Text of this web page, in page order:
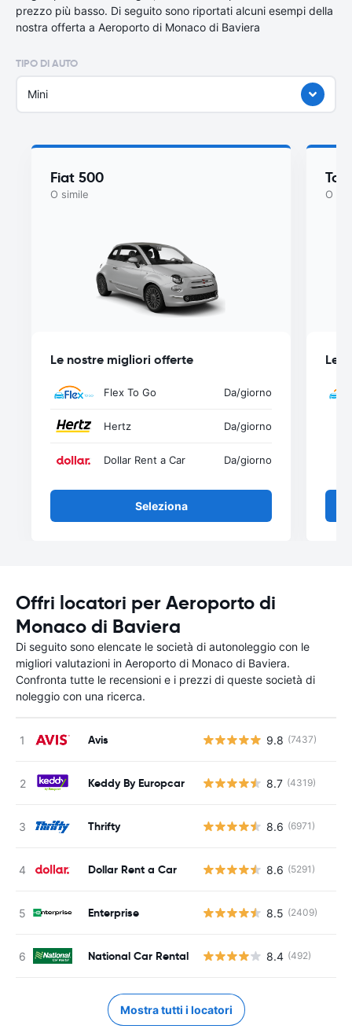
prezzo più basso. Di seguito sono riportati alcuni esempi della
nostra offerta a Aeroporto di Monaco di Baviera
TIPO DI AUTO
Mini
Fiat 500
O simile
Le nostre migliori offerte
Flex To Go Da/giorno
Hertz Da/giorno
Dollar Rent a Car Da/giorno
Seleziona
O
Le
Offri locatori per Aeroporto di
Monaco di Baviera
Di seguito sono elencate le società di autonoleggio con le
migliori valutazioni in Aeroporto di Monaco di Baviera.
Confronta tutte le recensioni e i prezzi di queste società di
noleggio con una ricerca.
Avis 9.8 (7437)
Keddy By Europcar 8.7 (4319)
Thrifty 8.6 (6971)
Dollar Rent a Car 8.6 (5291)
Enterprise 8.5 (2409)
National Car Rental 8.4 (492)
Mostra tutti i locatori